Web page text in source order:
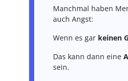
Manchmal haben
auch Angst:
Wenn es garkeinen
Das kann dann eine
sein.